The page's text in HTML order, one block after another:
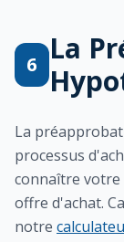
6 La
La
processus
connaître votre
offre d'achat.
notre